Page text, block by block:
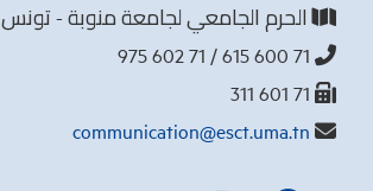
الحرم الجامعي لجامعة منوبة - تونس 2010
communication@esct.uma.tn